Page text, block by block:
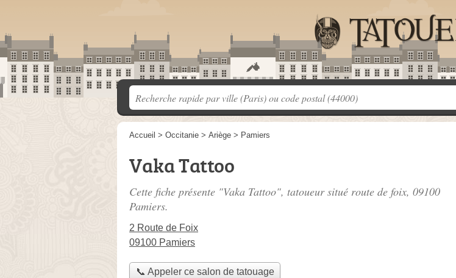
Accueil > Occitanie > Ariège > Pamiers
Vaka Tattoo
Cette fiche présente "Vaka Tattoo", tatoueur situé route de foix, 09100
Pamiers.
2 Route de Foix
09100 Pamiers
📞 Appeler ce salon de tatouage